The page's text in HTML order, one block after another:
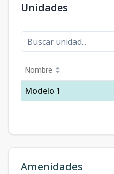
Unidades
Nombre
Modelo 1
Amenidades